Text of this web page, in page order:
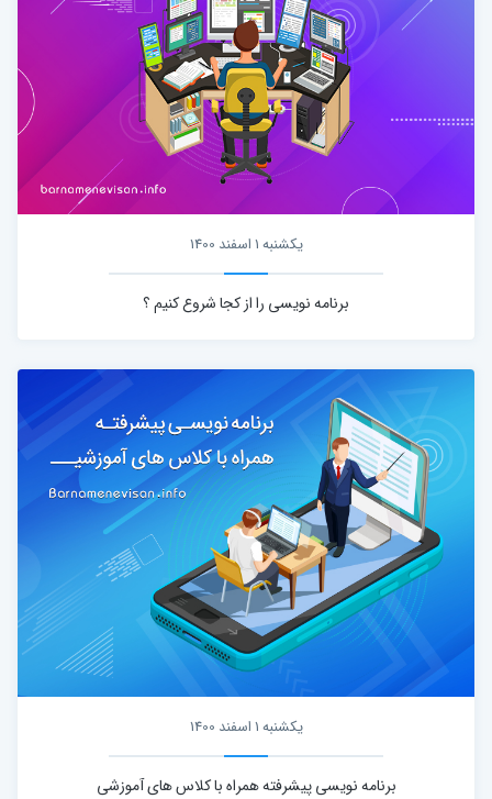
یکشنبه 1 اسفند 1400
برنامه نویسی را از کجا شروع کنیم ؟
یکشنبه 1 اسفند 1400
برنامه نویسی پیشرفته همراه با کلاس های آموزشی